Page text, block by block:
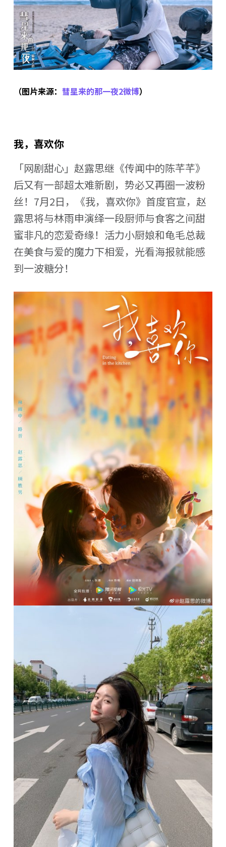
（图片来源： 彗星来的那一夜2微博）
我，喜欢你
「网剧甜心」赵露思继《传闻中的陈芊芊》
后又有一部超太难新剧，势必又再圈一波粉
丝！7月2日，《我，喜欢你》首度官宣，赵
露思将与林雨申演绎一段厨师与食客之间甜
蜜非凡的恋爱奇缘！活力小厨娘和龟毛总裁
在美食与爱的魔力下相爱，光看海报就能感
到一波糖分！